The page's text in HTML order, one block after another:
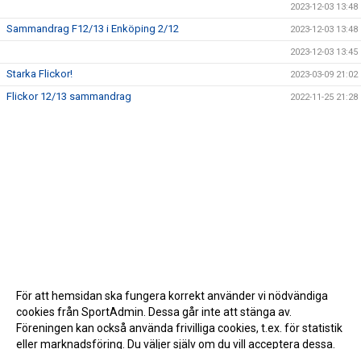
2023-12-03 13:48
Sammandrag F12/13 i Enköping 2/12 2023-12-03 13:48
2023-12-03 13:45
Starka Flickor! 2023-03-09 21:02
Flickor 12/13 sammandrag 2022-11-25 21:28
För att hemsidan ska fungera korrekt använder vi nödvändiga
cookies från SportAdmin. Dessa går inte att stänga av.
Föreningen kan också använda frivilliga cookies, t.ex. för statistik
eller marknadsföring. Du väljer själv om du vill acceptera dessa.